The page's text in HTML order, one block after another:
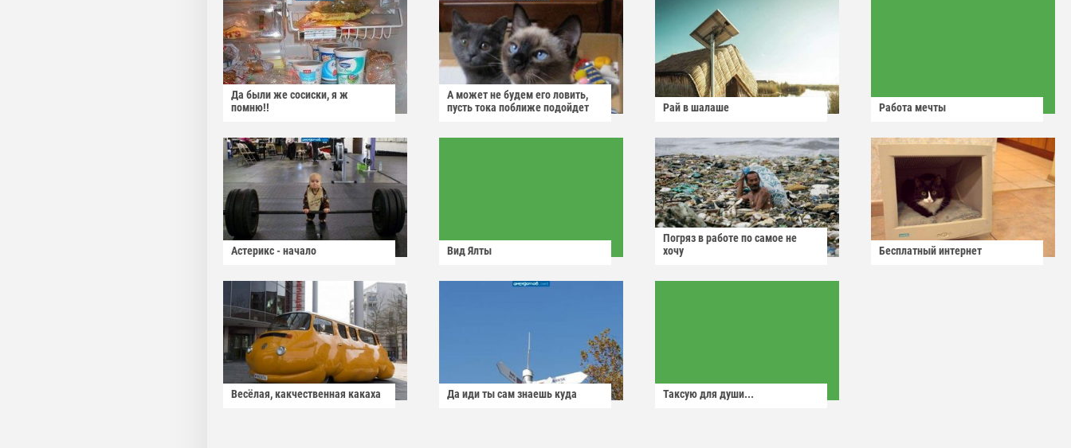
Да были же сосиски, я ж
помню!!
А может не будем его ловить,
пусть тока поближе подойдет
Рай в шалаше Работа мечты
Астерикс - начало Вид Ялты
Погряз в работе по самое не
хочу
Бесплатный интернет
Весёлая, какчественная какаха Да иди ты сам знаешь куда Таксую для души...